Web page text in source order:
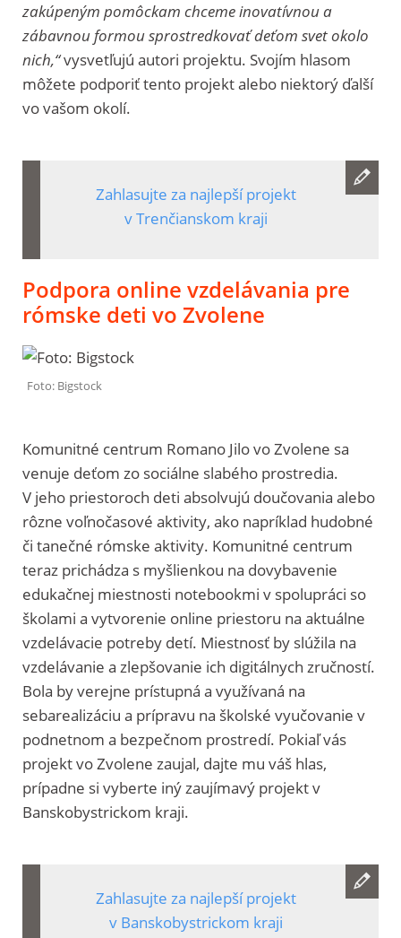
zakúpeným pomôckam chceme inovatívnou a
zábavnou formou sprostredkovať deťom svet okolo
nich,“vysvetľujú autori projektu. Svojím hlasom
môžete podporiť tento projekt alebo niektorý ďalší
vo vašom okolí.
Zahlasujte za najlepší projekt
v Trenčianskom kraji
Podpora online vzdelávania pre
rómske deti vo Zvolene
Foto: Bigstock
Komunitné centrum Romano Jilo vo Zvolene sa
venuje deťom zo sociálne slabého prostredia.
V jeho priestoroch deti absolvujú doučovania alebo
rôzne voľnočasové aktivity, ako napríklad hudobné
či tanečné rómske aktivity. Komunitné centrum
teraz prichádza s myšlienkou na dovybavenie
edukačnej miestnosti notebookmi v spolupráci so
školami a vytvorenie online priestoru na aktuálne
vzdelávacie potreby detí. Miestnosť by slúžila na
vzdelávanie a zlepšovanie ich digitálnych zručností.
Bola by verejne prístupná a využívaná na
sebarealizáciu a prípravu na školské vyučovanie v
podnetnom a bezpečnom prostredí. Pokiaľ vás
projekt vo Zvolene zaujal, dajte mu váš hlas,
prípadne si vyberte iný zaujímavý projekt v
Banskobystrickom kraji.
Zahlasujte za najlepší projekt
v Banskobystrickom kraji